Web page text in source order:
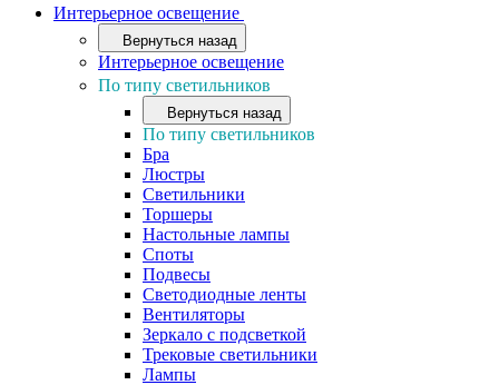
Интерьерное освещение
Вернуться назад
Интерьерное освещение
По типу светильников
Вернуться назад
По типу светильников
Бра
Люстры
Светильники
Торшеры
Настольные лампы
Споты
Подвесы
Светодиодные ленты
Вентиляторы
Зеркало с подсветкой
Трековые светильники
Лампы